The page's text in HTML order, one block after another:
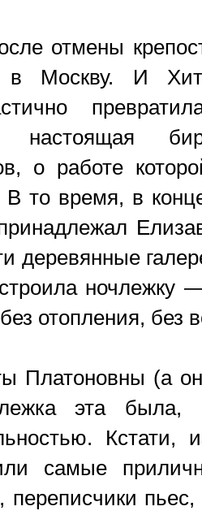
отмены
в Москву. И
настоящая
о работе
В то время, в
деревянные
ночлежку
отопления, без
Платоновны (а
эта была,
самые
переписчики